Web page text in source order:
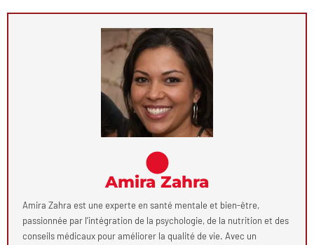
Amira Zahra
Amira Zahra est une experte en santé mentale et bien-être,
passionnée par l’intégration de la psychologie, de la nutrition et des
conseils médicaux pour améliorer la qualité de vie. Avec un